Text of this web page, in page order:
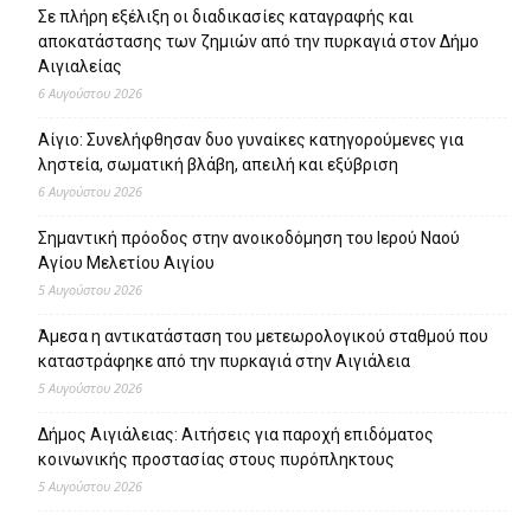
Σε πλήρη εξέλιξη οι διαδικασίες καταγραφής και
αποκατάστασης των ζημιών από την πυρκαγιά στον Δήμο
Αιγιαλείας
6 Αυγούστου 2026
Αίγιο: Συνελήφθησαν δυο γυναίκες κατηγορούμενες για
ληστεία, σωματική βλάβη, απειλή και εξύβριση
6 Αυγούστου 2026
Σημαντική πρόοδος στην ανοικοδόμηση του Ιερού Ναού
Αγίου Μελετίου Αιγίου
5 Αυγούστου 2026
Άμεσα η αντικατάσταση του μετεωρολογικού σταθμού που
καταστράφηκε από την πυρκαγιά στην Αιγιάλεια
5 Αυγούστου 2026
Δήμος Αιγιάλειας: Αιτήσεις για παροχή επιδόματος
κοινωνικής προστασίας στους πυρόπληκτους
5 Αυγούστου 2026